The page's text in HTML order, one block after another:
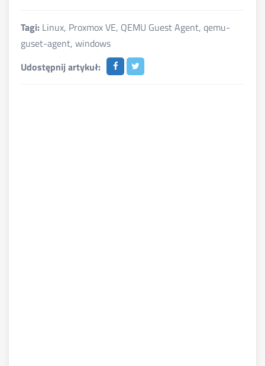
Tagi: Linux, Proxmox VE, QEMU Guest Agent, qemu-
guset-agent, windows
Udostępnij artykuł: